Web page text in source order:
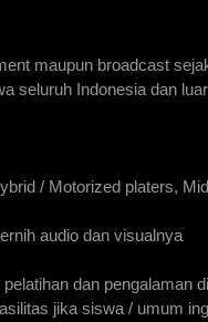
maupun broadcast
seluruh Indonesia dan
/ Motorized platers,
audio dan visualnya
dan pengalaman
jika siswa / umum